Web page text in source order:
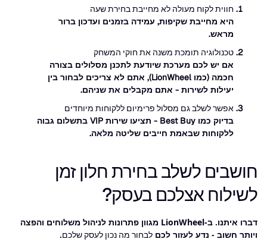
חווית לקוח מעולה לא מחייבת בחירת שעה
היא מחייבת שקיפות, עמידה בזמנים ועדכון ברור
מראש.
טכנולוגיה תומכת משנה את חוקי המשחק
אם יש לכם מערכת שיודעת לתכנן מסלולים בצורה
חכמה (כמו LionWheel), אתם לא צריכים לבחור בין
יעילות לשירות - אתם מקבלים את שניהם.
אפשר לשלב גם מסלול פרימיום ללקוחות מיוחדים
בדיוק כמו Best Buy - תציעו שירות VIP בתשלום גבוה
ללקוחות שבאמת חייבים שליטה מלאה.
חושבים לשלב בחירת חלון זמן
לשילוח אצלכם בעסק?
דברו איתנו. ב-LionWheel מגוון פתרונות לניהול משלוחים והפצה
ויותר חשוב - נדע לעזור לכם לבחור מה נכון לעסק שלכם.